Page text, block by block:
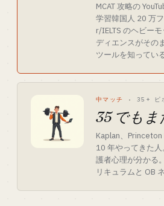
MCAT 攻略の
学習韓国人 20 万
r/IELTS のヘビー
ディエンスがその
ツールを知っている
中マッチ · 35+ ピ
35 でもま
Kaplan、
10 年やってきた
護者心理が分かる
リキュラムと OB